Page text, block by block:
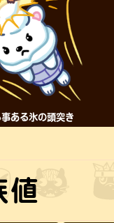
ある氷の頭突き
値